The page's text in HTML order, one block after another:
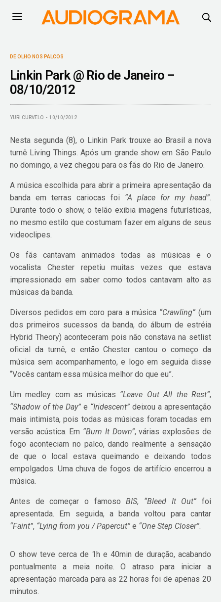
DE OLHO NOS PALCOS
Linkin Park @ Rio de Janeiro –
08/10/2012
YURI CURVELO 10/10/2012
Nesta segunda (8), o Linkin Park trouxe ao Brasil a nova
turnê Living Things. Após um grande show em São Paulo
no domingo, a vez chegou para os fãs do Rio de Janeiro.
A música escolhida para abrir a primeira apresentação da
banda em terras cariocas foi “A place for my head”.
Durante todo o show, o telão exibia imagens futurísticas,
no mesmo estilo que costumam fazer em alguns de seus
videoclipes.
Os fãs cantavam animados todas as músicas e o
vocalista Chester repetiu muitas vezes que estava
impressionado em saber como todos cantavam alto as
músicas da banda.
Diversos pedidos em coro para a música “Crawling” (um
dos primeiros sucessos da banda, do álbum de estréia
Hybrid Theory) aconteceram pois não constava na setlist
oficial da turnê, e então Chester cantou o começo da
música sem acompanhamento, e logo em seguida disse
“Vocês cantam essa música melhor do que eu”.
Um medley com as músicas “Leave Out All the Rest”,
“Shadow of the Day”e “Iridescent”deixou a apresentação
mais intimista, pois todas as músicas foram tocadas em
versão acústica. Em “Burn It Down”, várias explosões de
fogo aconteciam no palco, dando realmente a sensação
de que o local estava queimando e deixando todos
empolgados. Uma chuva de fogos de artifício encerrou a
música.
Antes de começar o famosoBIS, “Bleed It Out” foi
apresentada. Em seguida, a banda voltou para cantar
“Faint”, “Lying from you / Papercut” e “One Step Closer”.
O show teve cerca de 1h e 40min de duração, acabando
pontualmente a meia noite. O atraso para iniciar a
apresentação marcada para as 22 horas foi de apenas 20
minutos.